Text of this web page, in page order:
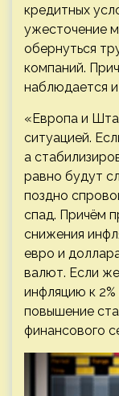
кредитных
ужесточение
обернуться
компаний.
наблюдается
«Европа и
ситуацией.
а
равно будут
поздно
спад. Причём
снижения
евро и
валют. Если
инфляцию к
повышение
финансового